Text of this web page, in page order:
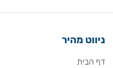
ניווט מהיר
דף הבית